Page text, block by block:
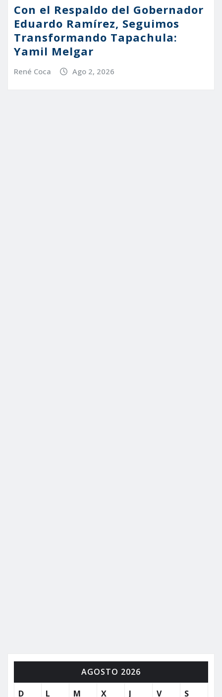
Con el Respaldo del Gobernador
Eduardo Ramírez, Seguimos
Transformando Tapachula:
Yamil Melgar
René Coca Ago 2, 2026
AGOSTO 2026
D
L M X J V S